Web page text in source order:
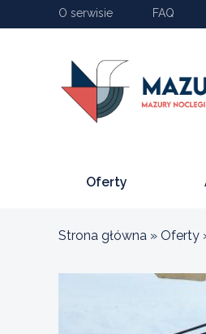
O serwisie FAQ
Oferty
Strona główna » Oferty